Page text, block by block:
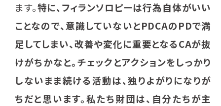
ます。特に、フィランソロピーは行為自体がいい
ことなので、意識していないとPDCAのPDで満
足してしまい、改善や変化に重要となるCAが抜
けがちかなと。チェックとアクションをしっかり
しないまま続ける活動は、独りよがりになりが
ちだと思います。私たち財団は、自分たちが主